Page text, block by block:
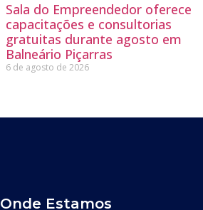
Sala do Empreendedor oferece
capacitações e consultorias
gratuitas durante agosto em
Balneário Piçarras
6 de agosto de 2026
Onde Estamos